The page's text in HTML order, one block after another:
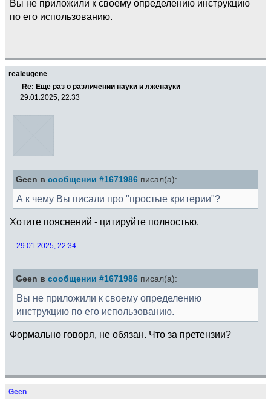
Вы не приложили к своему определению инструкцию
по его использованию.
realeugene
Re: Еще раз о различении науки и лженауки
29.01.2025, 22:33
Geen в сообщении #1671986 писал(а):
А к чему Вы писали про "простые критерии"?
Хотите пояснений - цитируйте полностью.
-- 29.01.2025, 22:34 --
Geen в сообщении #1671986 писал(а):
Вы не приложили к своему определению
инструкцию по его использованию.
Формально говоря, не обязан. Что за претензии?
Geen